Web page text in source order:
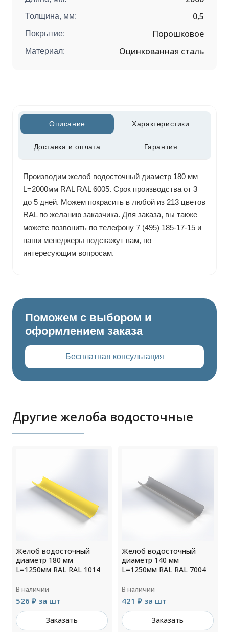
Толщина, мм: 0,5
Покрытие: Порошковое
Материал: Оцинкованная сталь
Описание Характеристики
Доставка и оплата Гарантия
Производим желоб водосточный диаметр 180 мм
L=2000мм RAL RAL 6005. Срок производства от 3
до 5 дней. Можем покрасить в любой из 213 цветов
RAL по желанию заказчика. Для заказа, вы также
можете позвонить по телефону 7 (495) 185-17-15 и
наши менеджеры подскажут вам, по
интересующим вопросам.
Поможем с выбором и
оформлением заказа
Бесплатная консультация
Другие желоба водосточные
Желоб водосточный
диаметр 180 мм
L=1250мм RAL RAL 1014
В наличии
526 ₽ за шт
Заказать
Желоб водосточный
диаметр 140 мм
L=1250мм RAL RAL 7004
В наличии
421 ₽ за шт
Заказать